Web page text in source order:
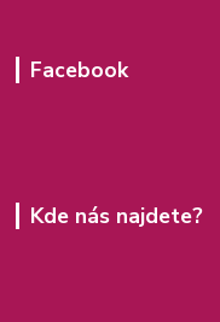
Facebook
Kde nás najdete?